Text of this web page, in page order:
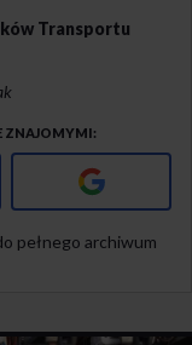
Transportu
ZNAJOMYMI
Google+
pełnego archiwum